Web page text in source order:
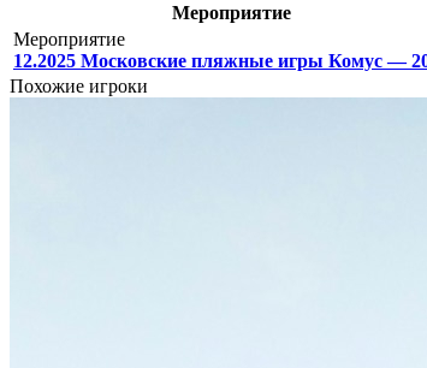
Мероприятие
Мероприятие
12.2025 Московские пляжные игры Комус —
Похожие игроки